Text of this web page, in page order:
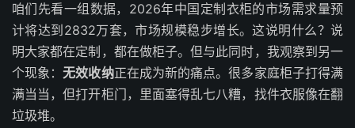
咱们先看一组数据，2026年中国定制衣柜的市场需求量预
计将达到2832万套，市场规模稳步增长。这说明什么？说
明大家都在定制，都在做柜子。但与此同时，我观察到另一
个现象：无效收纳正在成为新的痛点。很多家庭柜子打得满
满当当，但打开柜门，里面塞得乱七八糟，找件衣服像在翻
垃圾堆。